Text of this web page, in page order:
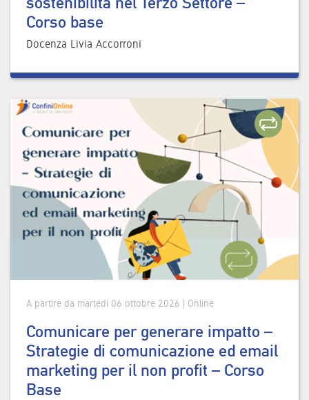
Corso base
Docenza Livia Accorroni
A partire da martedì 06 ottobre 2026 | Online
Comunicare per generare impatto –
Strategie di comunicazione ed email
marketing per il non profit – Corso
Base